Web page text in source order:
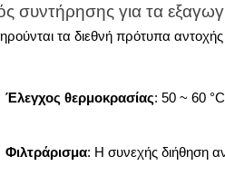
συντήρησης για τα
τα διεθνή πρότυπα
Έλεγχος θερμοκρασίας: 50 ~ 60 °C
Φιλτράρισμα: Η συνεχής διήθηση